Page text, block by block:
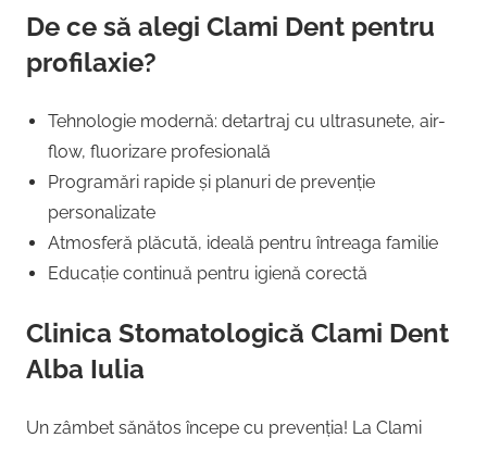
De ce să alegi Clami Dent pentru
profilaxie?
Tehnologie modernă: detartraj cu ultrasunete, air-
flow, fluorizare profesională
Programări rapide și planuri de prevenție
personalizate
Atmosferă plăcută, ideală pentru întreaga familie
Educație continuă pentru igienă corectă
Clinica Stomatologică Clami Dent
Alba Iulia
Un zâmbet sănătos începe cu prevenția! La Clami